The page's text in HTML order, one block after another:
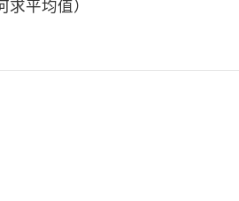
求平均值）